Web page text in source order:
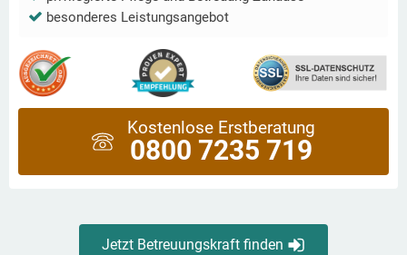
besonderes Leistungsangebot
Kostenlose Erstberatung
0800 7235 719
Jetzt Betreuungskraft finden